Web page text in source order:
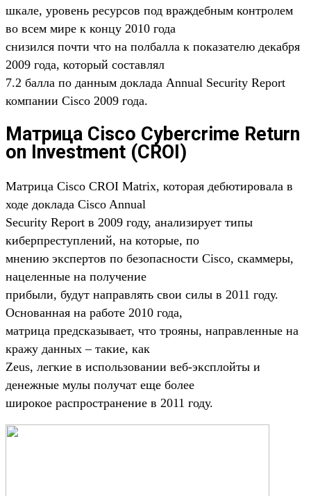
шкале, уровень ресурсов под враждебным контролем
во всем мире к концу 2010 года
снизился почти что на полбалла к показателю декабря
2009 года, который составлял
7.2 балла по данным доклада Annual Security Report
компании Cisco 2009 года.
Матрица Cisco Cybercrime Return
on Investment (CROI)
Матрица Cisco CROI Matrix, которая дебютировала в
ходе доклада Cisco Annual
Security Report в 2009 году, анализирует типы
киберпреступлений, на которые, по
мнению экспертов по безопасности Cisco, скаммеры,
нацеленные на получение
прибыли, будут направлять свои силы в 2011 году.
Основанная на работе 2010 года,
матрица предсказывает, что трояны, направленные на
кражу данных – такие, как
Zeus, легкие в использовании веб-эксплойты и
денежные мулы получат еще более
широкое распространение в 2011 году.